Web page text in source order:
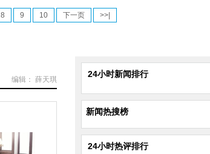
8 9 10 下一页 >>|
编辑： 薛天琪
24小时新闻排行
新闻热搜榜
24小时热评排行